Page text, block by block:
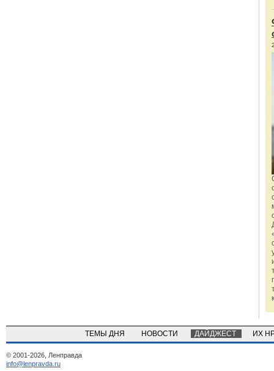
ТЕМЫ ДНЯ НОВОСТИ ДАЙДЖЕСТ ИХ
© 2001-2026, Ленправда
info@lenpravda.ru